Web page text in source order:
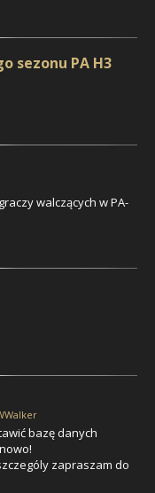
sezonu PA H3
walczących w PA-
bazę danych
zapraszam do